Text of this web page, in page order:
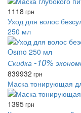
1118 грн
Уход для волос
250 мл
Скидка -10%
839932 грн
Маска тонирующая
1395грн